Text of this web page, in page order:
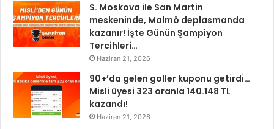
S. Moskova ile San Martin
meskeninde, Malmö deplasmanda
kazanır! İşte Günün Şampiyon
Tercihleri…
Haziran 21, 2026
90+’da gelen goller kuponu getirdi…
Misli üyesi 323 oranla 140.148 TL
kazandı!
Haziran 21, 2026